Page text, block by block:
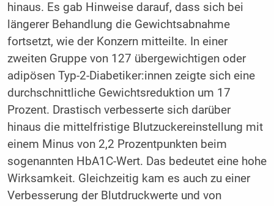
hinaus. Es gab Hinweise darauf, dass sich bei
längerer Behandlung die Gewichtsabnahme
fortsetzt, wie der Konzern mitteilte. In einer
zweiten Gruppe von 127 übergewichtigen oder
adipösen Typ-2-Diabetiker:innen zeigte sich eine
durchschnittliche Gewichtsreduktion um 17
Prozent. Drastisch verbesserte sich darüber
hinaus die mittelfristige Blutzuckereinstellung mit
einem Minus von 2,2 Prozentpunkten beim
sogenannten HbA1C-Wert. Das bedeutet eine hohe
Wirksamkeit. Gleichzeitig kam es auch zu einer
Verbesserung der Blutdruckwerte und von